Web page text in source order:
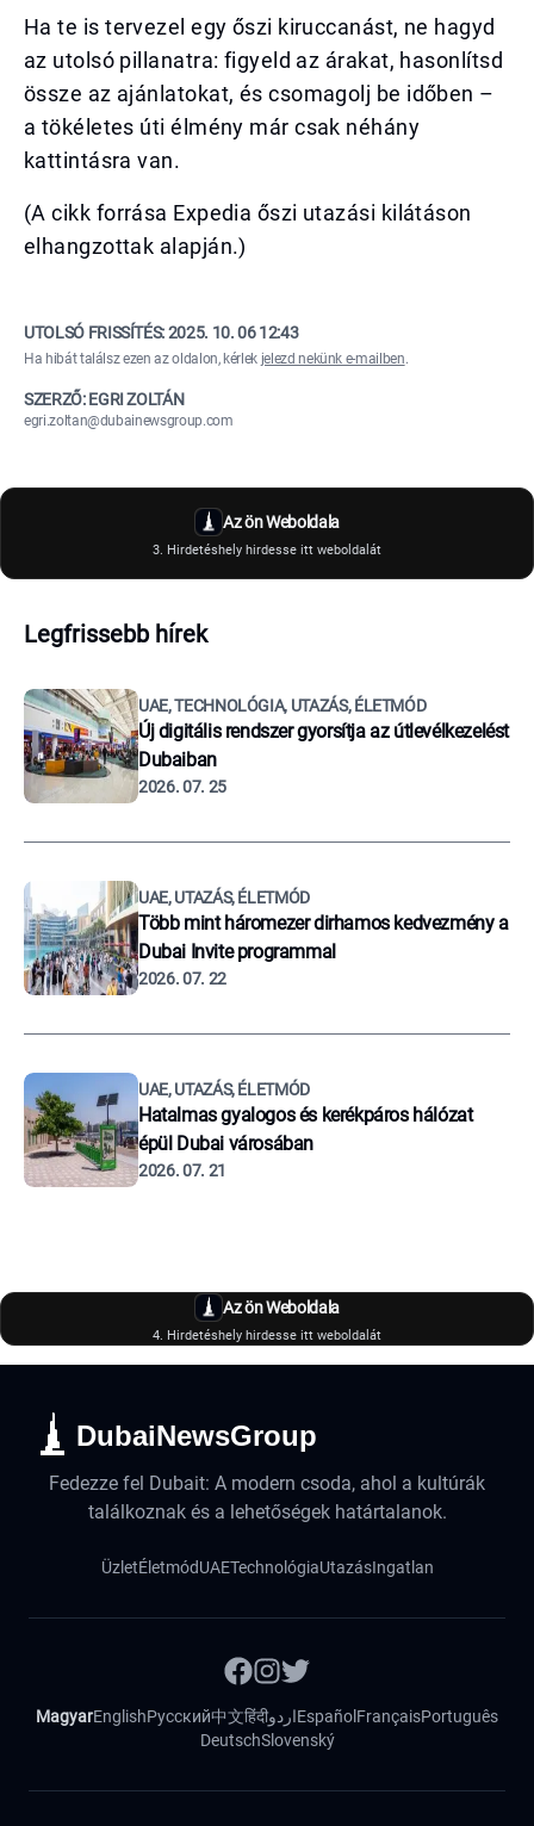
Ha te is tervezel egy őszi kiruccanást, ne hagyd
az utolsó pillanatra: figyeld az árakat, hasonlítsd
össze az ajánlatokat, és csomagolj be időben –
a tökéletes úti élmény már csak néhány
kattintásra van.
(A cikk forrása Expedia őszi utazási kilátáson
elhangzottak alapján.)
UTOLSÓ FRISSÍTÉS:2025. 10. 06 12:43
Ha hibát találsz ezen az oldalon, kérlek jelezd nekünk e-mailben.
SZERZŐ: EGRI ZOLTÁN
egri.zoltan@dubainewsgroup.com
Az ön Weboldala
3. Hirdetéshely hirdesse itt weboldalát
Legfrissebb hírek
UAE, TECHNOLÓGIA, UTAZÁS, ÉLETMÓD
Új digitális rendszer gyorsítja az útlevélkezelést
Dubaiban
2026. 07. 25
UAE, UTAZÁS, ÉLETMÓD
Több mint háromezer dirhamos kedvezmény a
Dubai Invite programmal
2026. 07. 22
UAE, UTAZÁS, ÉLETMÓD
Hatalmas gyalogos és kerékpáros hálózat
épül Dubai városában
2026. 07. 21
Az ön Weboldala
4. Hirdetéshely hirdesse itt weboldalát
DubaiNewsGroup
Fedezze fel Dubait: A modern csoda, ahol a kultúrák
találkoznak és a lehetőségek határtalanok.
ÜzletÉletmódUAETechnológiaUtazásIngatlan
MagyarEnglishРусский中文हिंदीاردوEspañol FrançaisPortuguês
DeutschSlovenský